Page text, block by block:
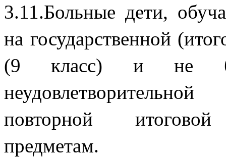
3.11.Больные дети,
на государственной
(9 класс) и не
повторной